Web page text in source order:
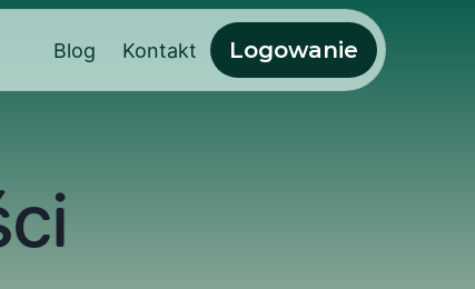
Blog Kontakt Logowanie